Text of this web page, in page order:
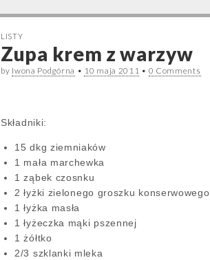
LISTY
Zupa krem z warzyw
by Iwona Podgórna • 10 maja 2011 • 0 Comments
Składniki:
15 dkg ziemniaków
1 mała marchewka
1 ząbek czosnku
2 łyżki zielonego groszku konserwowego
1 łyżka masła
1 łyżeczka mąki pszennej
1 żółtko
2/3 szklanki mleka